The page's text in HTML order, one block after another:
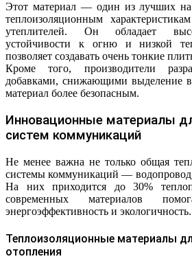
Этот материал — один из лучших
теплоизоляционным
утеплителей. Он обладает
устойчивости к огню и низкой
позволяет создавать очень тонкие
Кроме того, производители
добавками, снижающими выделение
материал более безопасным.
Инновационные материалы
систем коммуникаций
Не менее важна не только общая
системы коммуникаций — водопровод,
На них приходится до 30%
современных материалов
энергоэффективность и экологичность.
Теплоизоляционные материалы
отопления